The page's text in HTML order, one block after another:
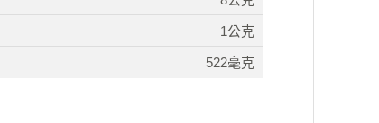
1公克
522毫克